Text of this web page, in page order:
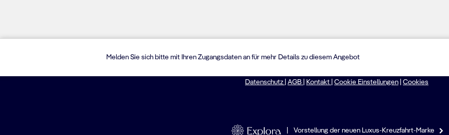
Datenschutz
AGB Kontakt Cookie Einstellungen Cookies
Vorstellung der neuen Luxus-Kreuzfahrt-Marke
Melden Sie sich bitte mit Ihren Zugangsdaten an für mehr Details zu diesem Angebot